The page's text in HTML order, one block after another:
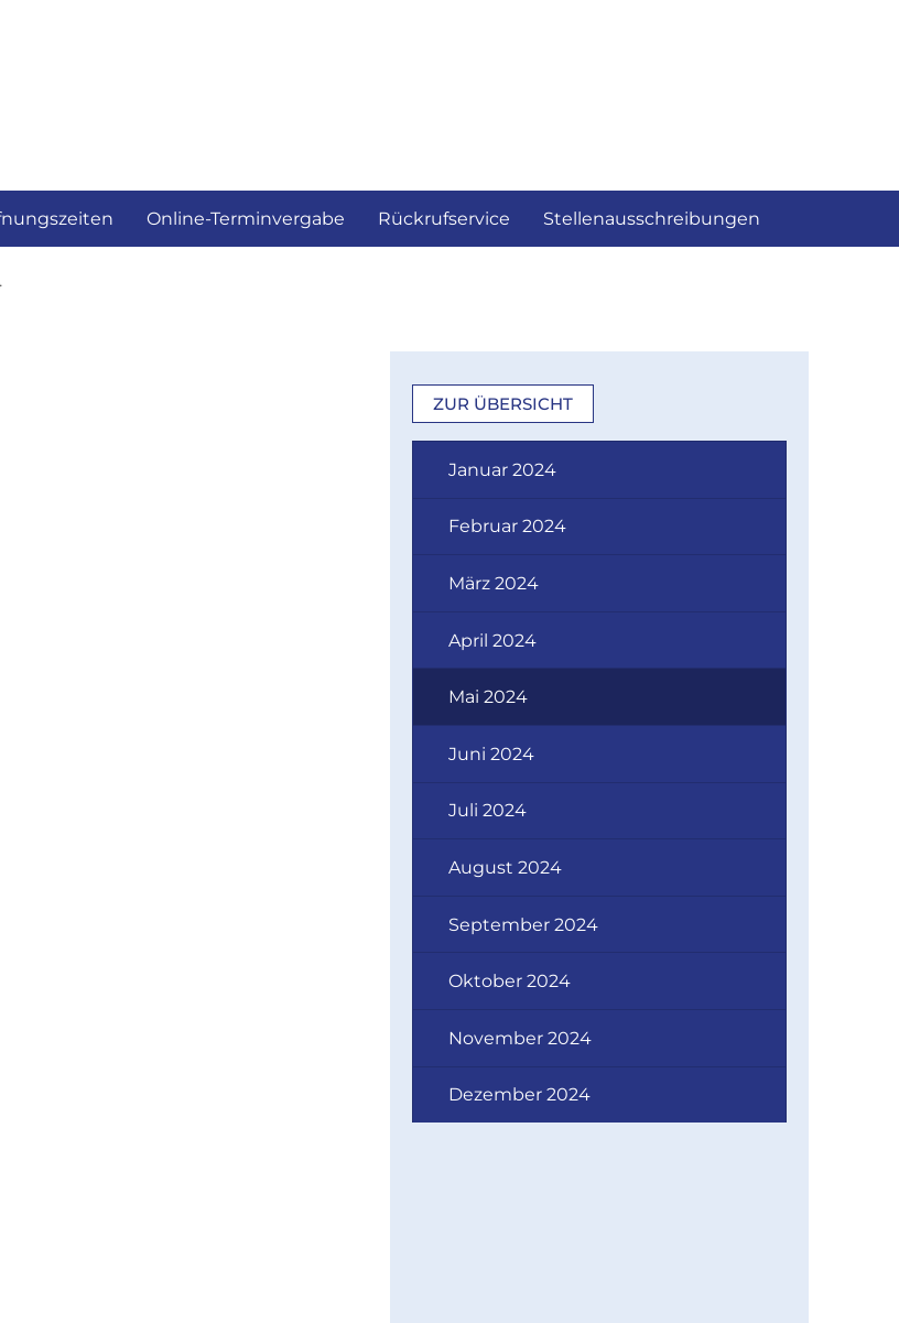
Online-Terminvergabe Rückrufservice Stellenausschreibungen
ZUR ÜBERSICHT
Januar 2024
Februar 2024
März 2024
April 2024
Mai 2024
Juni 2024
Juli 2024
August 2024
September 2024
Oktober 2024
November 2024
Dezember 2024